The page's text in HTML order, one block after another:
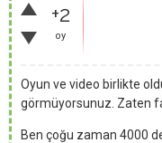
+2
oy
Oyun ve video birlikte
görmüyorsunuz. Zaten
Ben çoğu zaman 4000